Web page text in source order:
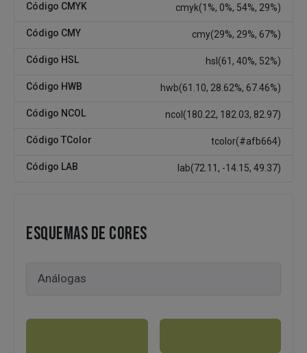
Código CMYK cmyk(1%, 0%, 54%, 29%)
Código CMY cmy(29%, 29%, 67%)
Código HSL hsl(61, 40%, 52%)
Código HWB hwb(61.10, 28.62%, 67.46%)
Código NCOL ncol(180.22, 182.03, 82.97)
Código TColor tcolor(#afb664)
Código LAB lab(72.11, -14.15, 49.37)
ESQUEMAS DE CORES